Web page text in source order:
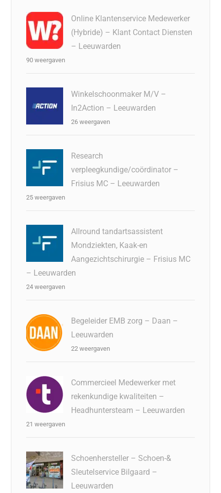
Online Klantenservice Medewerker
(Hybride) – Klant Contact Diensten
– Leeuwarden
90 weergaven
Winkelschoonmaker M/V –
In2Action – Leeuwarden
26 weergaven
Research
verpleegkundige/coördinator –
Frisius MC – Leeuwarden
25 weergaven
Allround tandartsassistent
Mondziekten, Kaak-en
Aangezichtschirurgie – Frisius MC
– Leeuwarden
24 weergaven
Begeleider EMB zorg – Daan –
Leeuwarden
22 weergaven
Commercieel Medewerker met
rekenkundige kwaliteiten –
Headhuntersteam – Leeuwarden
21 weergaven
Schoenhersteller – Schoen-&
Sleutelservice Bilgaard –
Leeuwarden